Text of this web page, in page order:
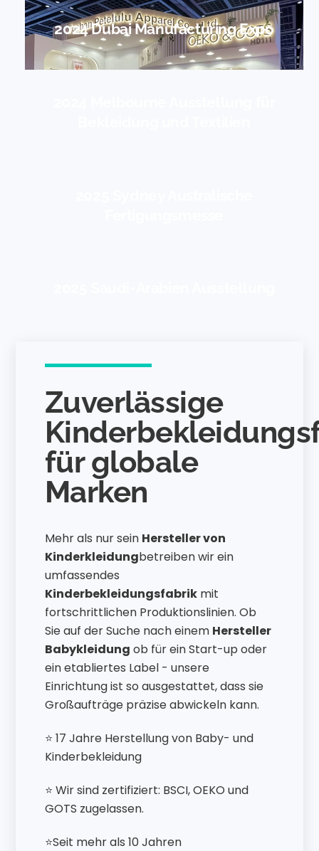
2024 Dubai Manufacturing Expo
Zuverlässige
für globale
Marken
Mehr als nur sein Hersteller von
Kinderkleidungbetreiben wir ein
umfassendes
Kinderbekleidungsfabrikmit
fortschrittlichen Produktionslinien. Ob
Sie auf der Suche nach einem Hersteller
Babykleidung ob für ein Start-up oder
ein etabliertes Label - unsere
Einrichtung ist so ausgestattet, dass sie
Großaufträge präzise abwickeln kann.
⭐ 17 Jahre Herstellung von Baby- und
Kinderbekleidung
⭐ Wir sind zertifiziert: BSCI, OEKO und
GOTS zugelassen.
⭐Seit mehr als 10 Jahren